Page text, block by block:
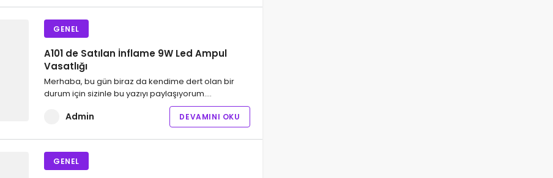
GENEL
A101 de Satılan İnflame 9W Led Ampul
Vasatlığı
Merhaba, bu gün biraz da kendime dert olan bir
durum için sizinle bu yazıyı paylaşıyorum.…
Admin DEVAMINI OKU
GENEL